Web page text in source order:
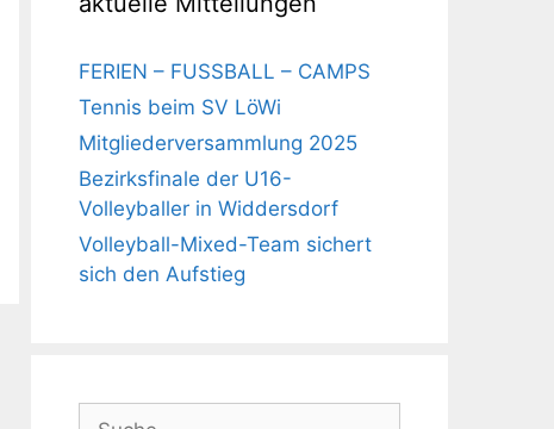
FERIEN – FUSSBALL – CAMPS
Tennis beim SV LöWi
Mitgliederversammlung 2025
Bezirksfinale der U16-
Volleyballer in Widdersdorf
Volleyball-Mixed-Team sichert
sich den Aufstieg
Suche